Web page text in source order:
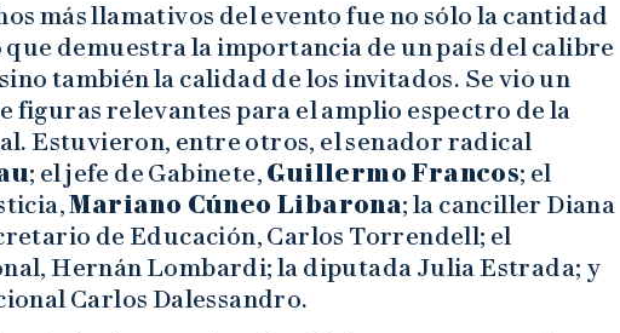
más llamativos del evento fue no sólo la cantidad
que demuestra la importancia de un país del calibre
también la calidad de los invitados. Se vio un
figuras relevantes para el amplio espectro de la
Estuvieron, entre otros, el senador radical
; el jefe de Gabinete, Guillermo Francos; el
Mariano Cúneo Libarona; la canciller Diana
de Educación, Carlos Torrendell; el
Hernán Lombardi; la diputada Julia Estrada; y
Carlos Dalessandro.